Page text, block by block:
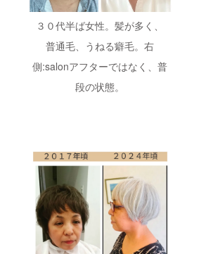
３０代半ば女性。髪が多く、
普通毛、うねる癖毛。右
側:salonアフターではなく、普
段の状態。